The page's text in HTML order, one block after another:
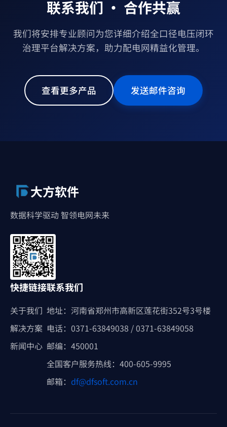
联系我们 · 合作共赢
我们将安排专业顾问为您详细介绍全口径电压闭环
治理平台解决方案，助力配电网精益化管理。
查看更多产品 发送邮件咨询
大方软件
数据科学驱动 智领电网未来
快捷链接
关于我们
解决方案
新闻中心
联系我们
地址：河南省郑州市高新区莲花街352号3号楼
电话：0371-63849038 / 0371-63849058
邮编：450001
全国客户服务热线：400-605-9995
邮箱： df@dfsoft.com.cn